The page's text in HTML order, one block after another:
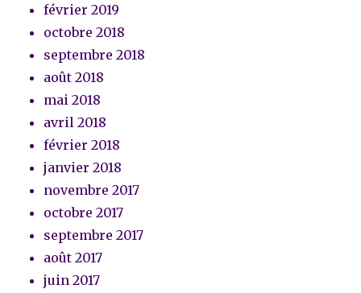
février 2019
octobre 2018
septembre 2018
août 2018
mai 2018
avril 2018
février 2018
janvier 2018
novembre 2017
octobre 2017
septembre 2017
août 2017
juin 2017